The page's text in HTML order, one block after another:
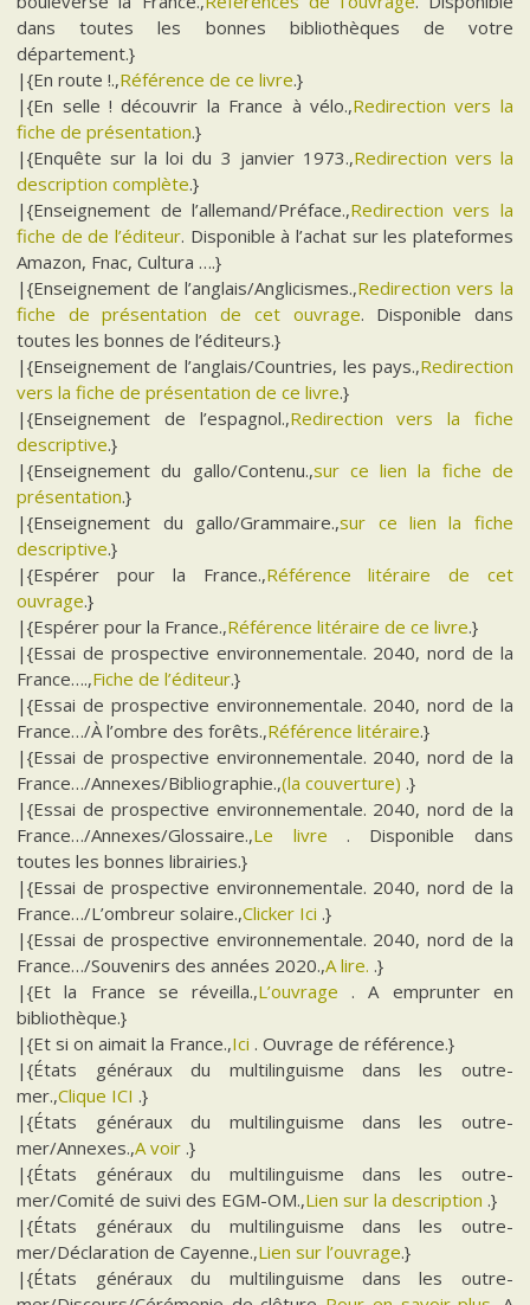
dans toutes les bonnes bibliothèques de votre
département.}
|{En route !.,Référence de ce livre.}
|{En selle ! découvrir la France à vélo.,Redirection vers la
fiche de présentation.}
|{Enquête sur la loi du 3 janvier 1973.,Redirection vers la
description complète.}
|{Enseignement de l’allemand/Préface.,Redirection vers la
fiche de de l’éditeur. Disponible à l’achat sur les plateformes
Amazon, Fnac, Cultura ….}
|{Enseignement de l’anglais/Anglicismes.,Redirection vers la
fiche de présentation de cet ouvrage. Disponible dans
toutes les bonnes de l’éditeurs.}
|{Enseignement de l’anglais/Countries, les pays.,Redirection
vers la fiche de présentation de ce livre.}
|{Enseignement de l’espagnol.,Redirection vers la fiche
descriptive.}
|{Enseignement du gallo/Contenu.,sur ce lien la fiche de
présentation.}
|{Enseignement du gallo/Grammaire.,sur ce lien la fiche
descriptive.}
|{Espérer pour la France.,Référence litéraire de cet
ouvrage.}
|{Espérer pour la France.,Référence litéraire de ce livre.}
|{Essai de prospective environnementale. 2040, nord de la
France….,Fiche de l’éditeur.}
|{Essai de prospective environnementale. 2040, nord de la
France…/À l’ombre des forêts.,Référence litéraire.}
|{Essai de prospective environnementale. 2040, nord de la
France…/Annexes/Bibliographie.,(la couverture) .}
|{Essai de prospective environnementale. 2040, nord de la
France…/Annexes/Glossaire.,Le livre . Disponible dans
toutes les bonnes librairies.}
|{Essai de prospective environnementale. 2040, nord de la
France…/L’ombreur solaire.,Clicker Ici .}
|{Essai de prospective environnementale. 2040, nord de la
France…/Souvenirs des années 2020.,A lire. .}
|{Et la France se réveilla.,L’ouvrage . A emprunter en
bibliothèque.}
|{Et si on aimait la France.,Ici . Ouvrage de référence.}
|{États généraux du multilinguisme dans les outre-
mer.,Clique ICI .}
|{États généraux du multilinguisme dans les outre-
mer/Annexes.,A voir .}
|{États généraux du multilinguisme dans les outre-
mer/Comité de suivi des EGM-OM.,Lien sur la description .}
|{États généraux du multilinguisme dans les outre-
mer/Déclaration de Cayenne.,Lien sur l’ouvrage.}
|{États généraux du multilinguisme dans les outre-